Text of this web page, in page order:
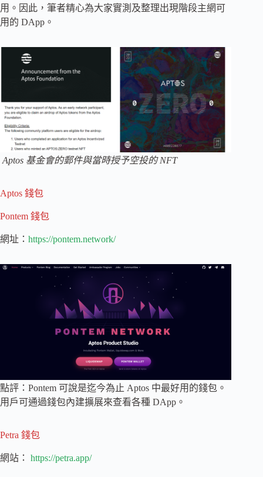
用。因此，筆者精心為大家實測及整理出現階段主網可
用的 DApp。
Aptos 基金會的郵件與當時授予空投的 NFT
Aptos 錢包
Pontem 錢包
網址： https://pontem.network/
點評：Pontem 可說是迄今為止 Aptos 中最好用的錢包。
用戶可通過錢包內建擴展來查看各種 DApp。
Petra 錢包
網站： https://petra.app/